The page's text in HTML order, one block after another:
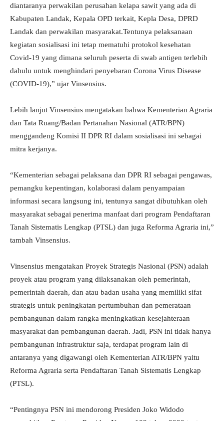
diantaranya perwakilan perusahan kelapa sawit yang ada di
Kabupaten Landak, Kepala OPD terkait, Kepla Desa, DPRD
Landak dan perwakilan masyarakat.Tentunya pelaksanaan
kegiatan sosialisasi ini tetap mematuhi protokol kesehatan
Covid-19 yang dimana seluruh peserta di swab antigen terlebih
dahulu untuk menghindari penyebaran Corona Virus Disease
(COVID-19),” ujar Vinsensius.
Lebih lanjut Vinsensius mengatakan bahwa Kementerian Agraria
dan Tata Ruang/Badan Pertanahan Nasional (ATR/BPN)
menggandeng Komisi II DPR RI dalam sosialisasi ini sebagai
mitra kerjanya.
“Kementerian sebagai pelaksana dan DPR RI sebagai pengawas,
pemangku kepentingan, kolaborasi dalam penyampaian
informasi secara langsung ini, tentunya sangat dibutuhkan oleh
masyarakat sebagai penerima manfaat dari program Pendaftaran
Tanah Sistematis Lengkap (PTSL) dan juga Reforma Agraria ini,”
tambah Vinsensius.
Vinsensius mengatakan Proyek Strategis Nasional (PSN) adalah
proyek atau program yang dilaksanakan oleh pemerintah,
pemerintah daerah, dan atau badan usaha yang memiliki sifat
strategis untuk peningkatan pertumbuhan dan pemerataan
pembangunan dalam rangka meningkatkan kesejahteraan
masyarakat dan pembangunan daerah. Jadi, PSN ini tidak hanya
pembangunan infrastruktur saja, terdapat program lain di
antaranya yang digawangi oleh Kementerian ATR/BPN yaitu
Reforma Agraria serta Pendaftaran Tanah Sistematis Lengkap
(PTSL).
“Pentingnya PSN ini mendorong Presiden Joko Widodo